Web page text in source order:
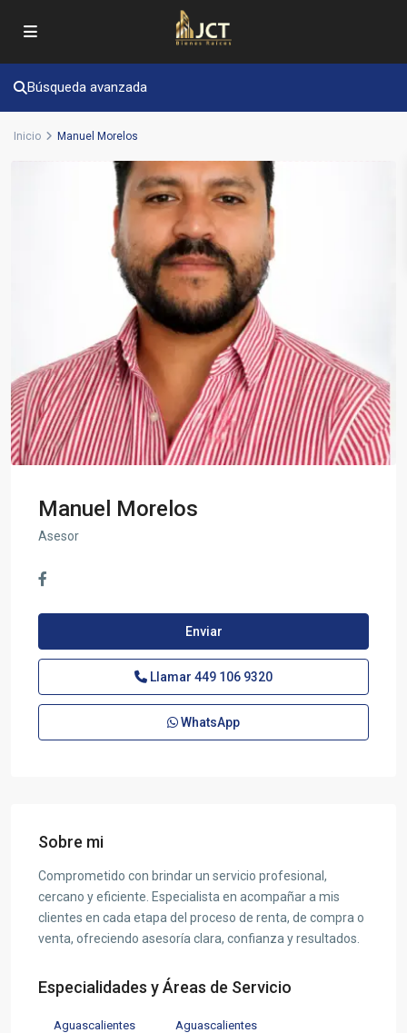
Búsqueda avanzada
Inicio Manuel Morelos
Manuel Morelos
Asesor
Enviar
Llamar 449 106 9320
WhatsApp
Sobre mi
Comprometido con brindar un servicio profesional,
cercano y eficiente. Especialista en acompañar a mis
clientes en cada etapa del proceso de renta, de compra o
venta, ofreciendo asesoría clara, confianza y resultados.
Especialidades y Áreas de Servicio
Aguascalientes Aguascalientes